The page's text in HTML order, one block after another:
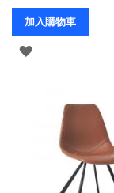
加入購物車
登